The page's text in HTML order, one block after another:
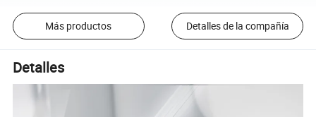
Más productos Detalles de la compañía
Detalles